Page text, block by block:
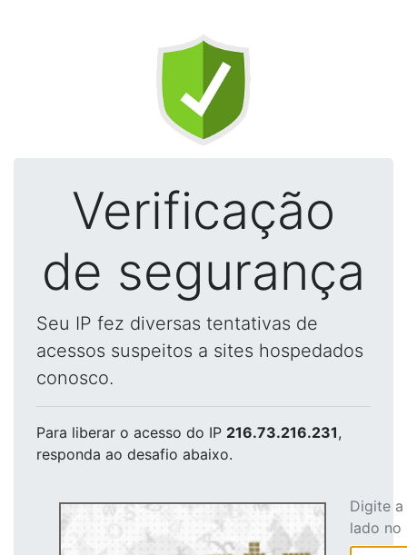
Verificação
de segurança
Seu IP fez diversas tentativas de
acessos suspeitos a sites hospedados
conosco.
Para liberar o acesso do IP 216.73.216.231,
responda ao desafio abaixo.
Digite
lado no